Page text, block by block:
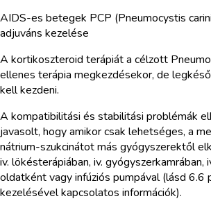
AIDS-es betegek PCP (Pneumocystis
adjuváns kezelése
A kortikoszteroid terápiát a célzott
ellenes terápia megkezdésekor, de
kell kezdeni.
A kompatibilitási és stabilitási problémák
javasolt, hogy amikor csak lehetséges, a
nátrium-szukcinátot más gyógyszerektől
iv. lökésterápiában, iv. gyógyszerkamrában,
oldatként vagy infúziós pumpával (lásd 6.6
kezelésével kapcsolatos információk).